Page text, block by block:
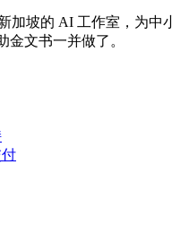
加坡的 AI 工作室，为中
金文书一并做了。